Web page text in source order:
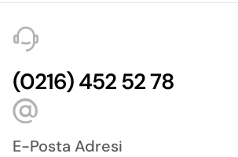
(0216) 452 52 78
E-Posta Adresi